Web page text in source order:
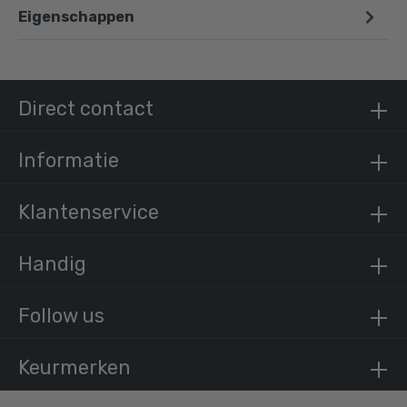
Eigenschappen
€ 411,27 excl. BTW
Follow us
Keurmerken
Direct contact
Informatie
Klantenservice
Handig